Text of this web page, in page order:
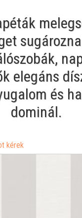
elegáns
és
dominál.
kérek